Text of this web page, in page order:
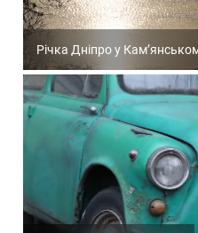
Річка Дніпро у